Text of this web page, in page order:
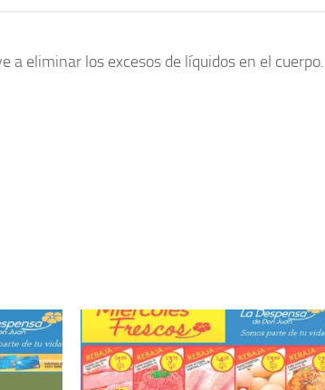
a eliminar los excesos de líquidos en el cuerpo.